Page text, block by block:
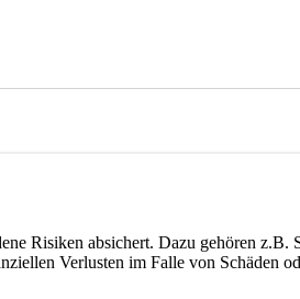
Risiken absichert. Dazu gehören z.B.
Verlusten im Falle von Schäden